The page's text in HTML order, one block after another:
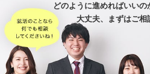
どのように進めればいい
大丈夫、
まずはご相